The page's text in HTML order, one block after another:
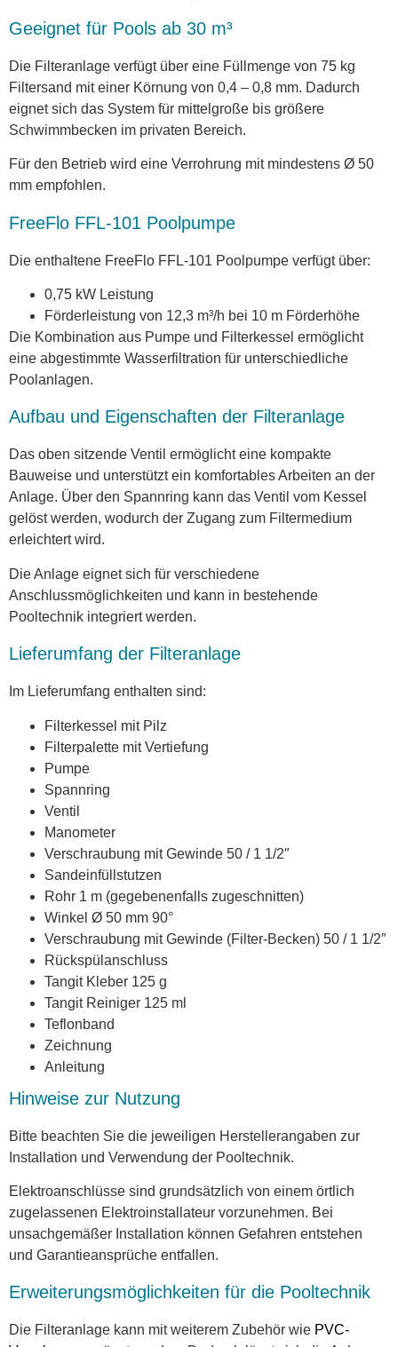
Geeignet für Pools ab 30 m³
Die Filteranlage verfügt über eine Füllmenge von 75 kg
Filtersand mit einer Körnung von 0,4 – 0,8 mm. Dadurch
eignet sich das System für mittelgroße bis größere
Schwimmbecken im privaten Bereich.
Für den Betrieb wird eine Verrohrung mit mindestens Ø 50
mm empfohlen.
FreeFlo FFL-101 Poolpumpe
Die enthaltene FreeFlo FFL-101 Poolpumpe verfügt über:
0,75 kW Leistung
Förderleistung von 12,3 m³/h bei 10 m Förderhöhe
Die Kombination aus Pumpe und Filterkessel ermöglicht
eine abgestimmte Wasserfiltration für unterschiedliche
Poolanlagen.
Aufbau und Eigenschaften der Filteranlage
Das oben sitzende Ventil ermöglicht eine kompakte
Bauweise und unterstützt ein komfortables Arbeiten an der
Anlage. Über den Spannring kann das Ventil vom Kessel
gelöst werden, wodurch der Zugang zum Filtermedium
erleichtert wird.
Die Anlage eignet sich für verschiedene
Anschlussmöglichkeiten und kann in bestehende
Pooltechnik integriert werden.
Lieferumfang der Filteranlage
Im Lieferumfang enthalten sind:
Filterkessel mit Pilz
Filterpalette mit Vertiefung
Pumpe
Spannring
Ventil
Manometer
Verschraubung mit Gewinde 50 / 1 1/2″
Sandeinfüllstutzen
Rohr 1 m (gegebenenfalls zugeschnitten)
Winkel Ø 50 mm 90°
Verschraubung mit Gewinde (Filter-Becken) 50 / 1 1/2″
Rückspülanschluss
Tangit Kleber 125 g
Tangit Reiniger 125 ml
Teflonband
Zeichnung
Anleitung
Hinweise zur Nutzung
Bitte beachten Sie die jeweiligen Herstellerangaben zur
Installation und Verwendung der Pooltechnik.
Elektroanschlüsse sind grundsätzlich von einem örtlich
zugelassenen Elektroinstallateur vorzunehmen. Bei
unsachgemäßer Installation können Gefahren entstehen
und Garantieansprüche entfallen.
Erweiterungsmöglichkeiten für die Pooltechnik
Die Filteranlage kann mit weiterem Zubehör wie PVC-